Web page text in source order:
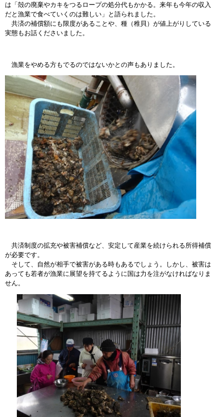
は「殻の廃棄やカキをつるロープの処分代もかかる。来年も今年の収入
だと漁業で食べていくのは難しい」と語られました。
共済の補償額にも限度があることや、種（稚貝）が値上がりしている
実態もお話くださいました。
漁業をやめる方もでるのではないかとの声もありました。
共済制度の拡充や被害補償など、安定して産業を続けられる所得補償
が必要です。
そして、自然が相手で被害がある時もあるでしょう。しかし、被害は
あっても若者が漁業に展望を持てるように国は力を注がなければなりま
せん。